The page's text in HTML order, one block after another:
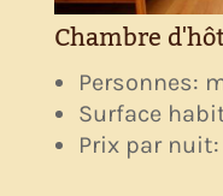
Chambre
Personnes:
Surface
Prix par